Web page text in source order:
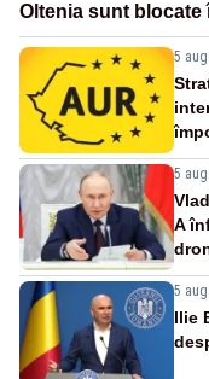
Oltenia sunt
5
5
A
5
Ilie